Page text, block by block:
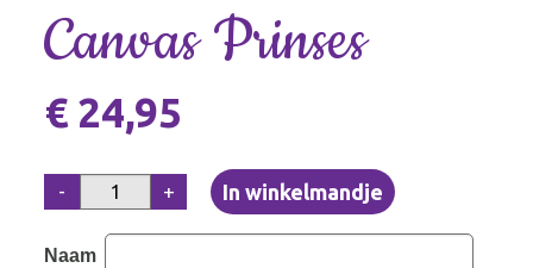
Canvas Prinses
€ 24,95
- +
Naam